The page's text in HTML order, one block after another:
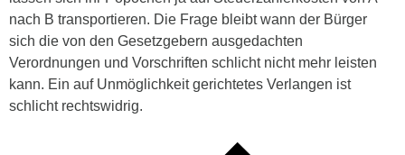
nach B transportieren. Die Frage bleibt wann der Bürger
sich die von den Gesetzgebern ausgedachten
Verordnungen und Vorschriften schlicht nicht mehr leisten
kann. Ein auf Unmöglichkeit gerichtetes Verlangen ist
schlicht rechtswidrig.